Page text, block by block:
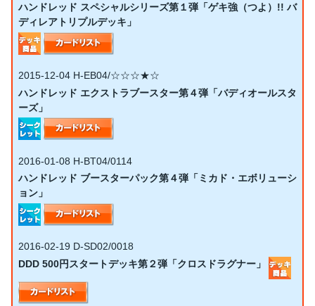
ハンドレッド スペシャルシリーズ第１弾「ゲキ強（つよ）!! バ
ディレアトリプルデッキ」
2015-12-04 H-EB04/☆☆☆★☆
ハンドレッド エクストラブースター第４弾「バディオールスタ
ーズ」
2016-01-08 H-BT04/0114
ハンドレッド ブースターパック第４弾「ミカド・エボリューシ
ョン」
2016-02-19 D-SD02/0018
DDD 500円スタートデッキ第２弾「クロスドラグナー」